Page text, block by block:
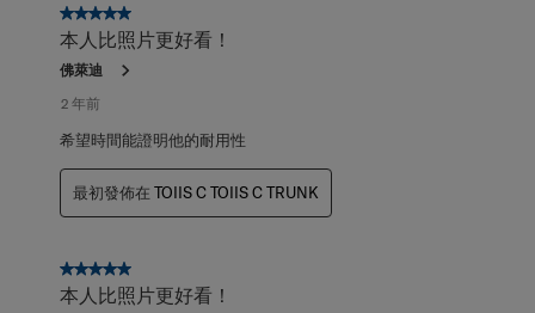
5星，共5星。
本人比照片更好看！
佛萊迪
2 年前
希望時間能證明他的耐用性
最初發佈在 TOIIS C TOIIS C TRUNK
5星，共5星。
本人比照片更好看！